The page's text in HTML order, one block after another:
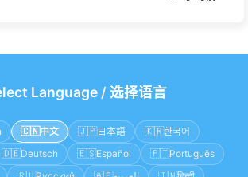
Language/ 选择语言
🇨🇳 中文 🇯🇵日本語 🇰🇷한국어
🇩🇪Deutsch 🇪🇸Español 🇵🇹Português